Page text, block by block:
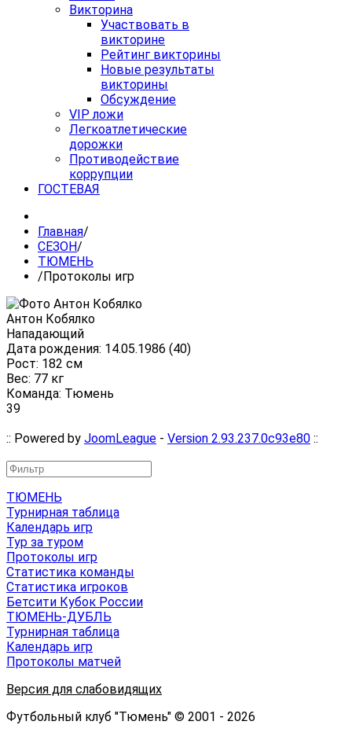
Викторина
Участвовать в
викторине
Рейтинг викторины
Новые результаты
викторины
Обсуждение
VIP ложи
Легкоатлетические
дорожки
Противодействие
коррупции
ГОСТЕВАЯ
Главная/
СЕЗОН/
ТЮМЕНЬ
/ Протоколы игр
Антон Кобялко
Нападающий
Дата рождения: 14.05.1986 (40)
Рост: 182 см
Вес: 77 кг
Команда: Тюмень
39
:: Powered by JoomLeague - Version 2.93.237.0c93e80 ::
ТЮМЕНЬ
Турнирная таблица
Календарь игр
Тур за туром
Протоколы игр
Статистика команды
Статистика игроков
Бетсити Кубок России
ТЮМЕНЬ-ДУБЛЬ
Турнирная таблица
Календарь игр
Протоколы матчей
Версия для слабовидящих
Футбольный клуб "Тюмень" © 2001 - 2026